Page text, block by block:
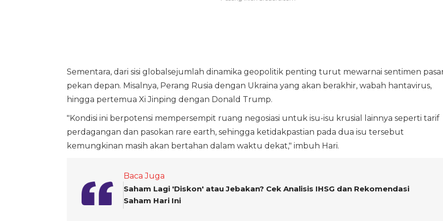
Sementara, dari sisi globalsejumlah dinamika geopolitik penting turut mewarnai sentimen
pekan depan. Misalnya, Perang Rusia dengan Ukraina yang akan berakhir, wabah hantavirus,
hingga pertemua Xi Jinping dengan Donald Trump.
"Kondisi ini berpotensi mempersempit ruang negosiasi untuk isu-isu krusial lainnya seperti tarif
perdagangan dan pasokan rare earth, sehingga ketidakpastian pada dua isu tersebut
kemungkinan masih akan bertahan dalam waktu dekat," imbuh Hari.
Baca Juga
Saham Lagi 'Diskon' atau Jebakan? Cek Analisis IHSG dan Rekomendasi
Saham Hari Ini